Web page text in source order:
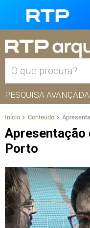
PESQUISA AVANÇADA
Início Conteúdo
Apresentação
Porto